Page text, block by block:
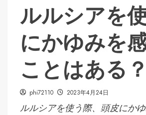
ルルシアを
にかゆみを
ことはある？
phi72110 2023年4月24日
ルルシアを使う際、頭皮にか